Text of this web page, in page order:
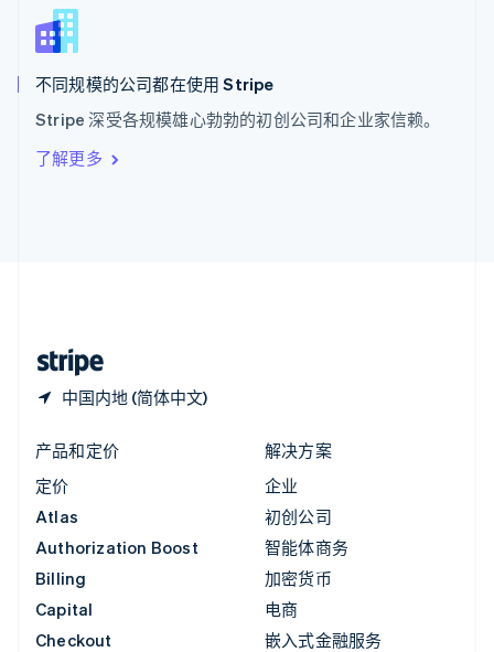
不同规模的公司都在使用 Stripe
Stripe 深受各规模雄心勃勃的初创公司和企业家信赖。
了解更多
中国内地 (简体中文)
新西兰
English
匈牙利
English
ItalianoEnglish
印度
English
产品和定价
定价
Atlas
Authorization Boost
Billing
Capital
Checkout
解决方案
企业
初创公司
智能体商务
加密货币
电商
嵌入式金融服务